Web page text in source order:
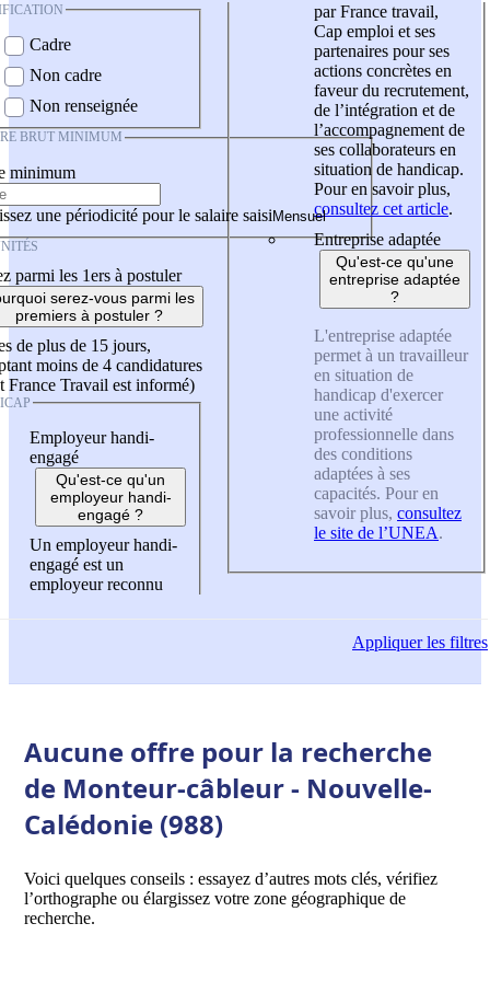
Cadre
Non cadre
Non renseignée
BRUT MINIMUM
minimum
une périodicité pour le salaire saisi
parmi les 1ers à postuler
serez-vous parmi les
premiers à postuler ?
de plus de 15 jours,
moins de 4 candidatures
France Travail est informé)
Employeur handi-
engagé
Qu'est-ce qu'un
employeur handi-
engagé ?
Un employeur handi-
engagé est un
employeur reconnu
par France travail,
Cap emploi et ses
partenaires pour ses
actions concrètes en
faveur du recrutement,
de l’intégration et de
l’accompagnement de
ses collaborateurs en
situation de handicap.
Pour en savoir plus,
consultez cet article.
Entreprise adaptée
Qu'est-ce qu'une
entreprise adaptée
?
L'entreprise adaptée
permet à un travailleur
en situation de
handicap d'exercer
une activité
professionnelle dans
des conditions
adaptées à ses
capacités. Pour en
savoir plus, consultez
le site de l’UNEA.
Appliquerles filtres
Aucune offre pour la recherche
de Monteur-câbleur - Nouvelle-
Calédonie (988)
Voici quelques conseils : essayez d’autres mots clés, vérifiez
l’orthographe ou élargissez votre zone géographique de
recherche.